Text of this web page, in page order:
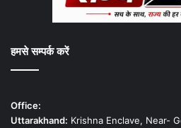
हमसे सम्पर्क करें
Office:
Uttarakhand: Krishna Enclave, Near-